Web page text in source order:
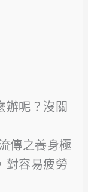
辦呢？沒關
傳之養身極
對容易疲勞